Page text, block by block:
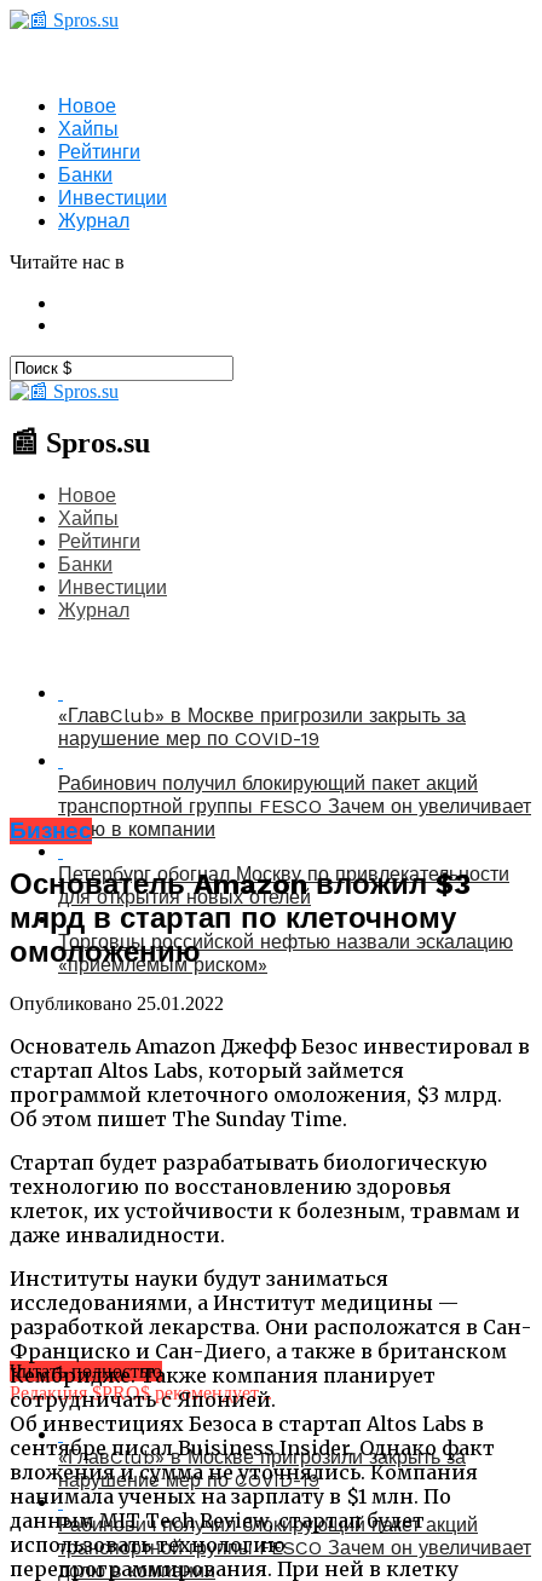
Новое
Хайпы
Рейтинги
Банки
Инвестиции
Журнал
Читайте нас в
📰 Spros.su
Новое
Хайпы
Рейтинги
Банки
Инвестиции
Журнал
«ГлавClub» в Москве пригрозили закрыть за
нарушение мер по COVID-19
Рабинович получил блокирующий пакет акций
транспортной группы FESCO Зачем он увеличивает
долю в компании
Петербург обогнал Москву по привлекательности
для открытия новых отелей
Торговцы российской нефтью назвали эскалацию
«приемлемым риском»
Бизнес
Основатель Amazon вложил $3
млрд в стартап по клеточному
омоложению
Опубликовано 25.01.2022
Основатель Amazon Джефф Безос инвестировал в
стартап Altos Labs, который займется
программой клеточного омоложения, $3 млрд.
Об этом пишет The Sunday Time.
Стартап будет разрабатывать биологическую
технологию по восстановлению здоровья
клеток, их устойчивости к болезным, травмам и
даже инвалидности.
Институты науки будут заниматься
исследованиями, а Институт медицины —
разработкой лекарства. Они расположатся в Сан-
Франциско и Сан-Диего, а также в британском
Кембридже. Также компания планирует
сотрудничать с Японией.
Об инвестициях Безоса в стартап Altos Labs в
сентябре писал Buisiness Insider. Однако факт
вложения и сумма не уточнялись. Компания
нанимала ученых на зарплату в $1 млн. По
данным MIT Tech Review, стартап будет
использовать технологию
перепрограммирования. При ней в клетку
Читать полностью
Редакция $PRO$ рекомендует...
«ГлавClub» в Москве пригрозили закрыть за
нарушение мер по COVID-19
Рабинович получил блокирующий пакет акций
транспортной группы FESCO Зачем он увеличивает
долю в компании